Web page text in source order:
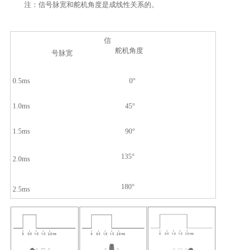
注：信号脉宽和舵机角度是成线性关系的。
信
号脉宽
舵机角度
0.5ms 0°
1.0ms 45°
1.5ms 90°
2.0ms 135°
2.5ms 180°